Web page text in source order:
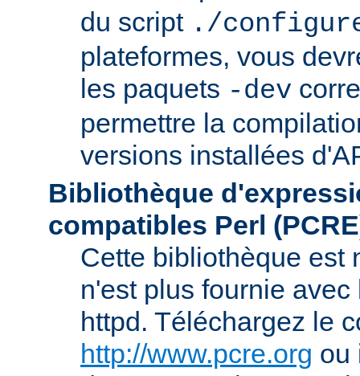
du script ./
plateformes, vous
les paquets -dev
permettre la
versions installées
Bibliothèque
compatibles Perl
Cette bibliothèque est
n'est plus fournie
httpd. Téléchargez le
http://www.pcre.org ou